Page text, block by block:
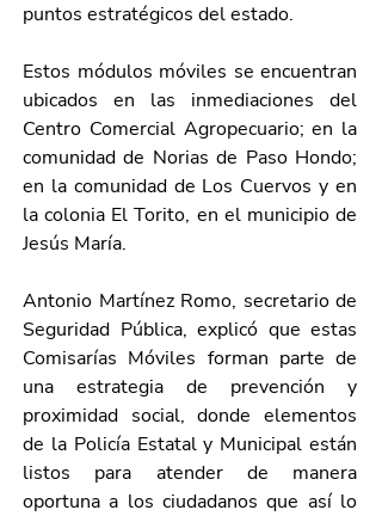
puntos estratégicos del estado.
Estos módulos móviles se encuentran
ubicados en las inmediaciones del
Centro Comercial Agropecuario; en la
comunidad de Norias de Paso Hondo;
en la comunidad de Los Cuervos y en
la colonia El Torito, en el municipio de
Jesús María.
Antonio Martínez Romo, secretario de
Seguridad Pública, explicó que estas
Comisarías Móviles forman parte de
una estrategia de prevención y
proximidad social, donde elementos
de la Policía Estatal y Municipal están
listos para atender de manera
oportuna a los ciudadanos que así lo